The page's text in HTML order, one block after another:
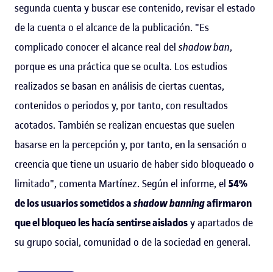
segunda cuenta y buscar ese contenido, revisar el estado
de la cuenta o el alcance de la publicación. "Es
complicado conocer el alcance real del shadow ban,
porque es una práctica que se oculta. Los estudios
realizados se basan en análisis de ciertas cuentas,
contenidos o periodos y, por tanto, con resultados
acotados. También se realizan encuestas que suelen
basarse en la percepción y, por tanto, en la sensación o
creencia que tiene un usuario de haber sido bloqueado o
limitado", comenta Martínez. Según el informe, el 54%
de los usuarios sometidos ashadow banningafirmaron
que el bloqueo les hacía sentirse aisladosy apartados de
su grupo social, comunidad o de la sociedad en general.